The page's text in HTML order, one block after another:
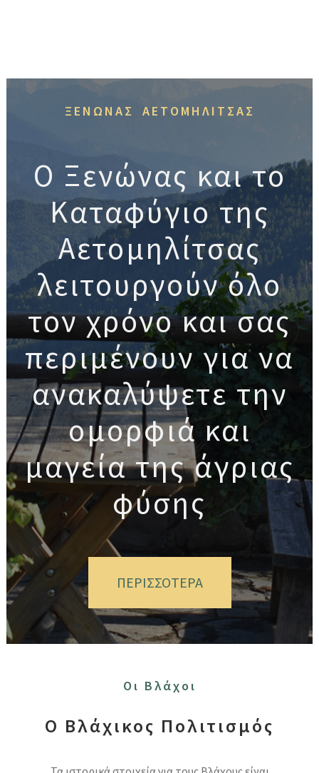
ΞΕΝΩΝΑΣ ΑΕΤΟΜΗΛΙΤΣΑΣ
Ο Ξενώνας και το
Καταφύγιο της
Αετομηλίτσας
λειτουργούν όλο
τον χρόνο και σας
περιμένουν για να
ανακαλύψετε την
ομορφιά και
μαγεία της άγριας
φύσης
ΠΕΡΙΣΣΟΤΕΡΑ
Οι Βλάχοι
Ο Βλάχικος Πολιτισμός